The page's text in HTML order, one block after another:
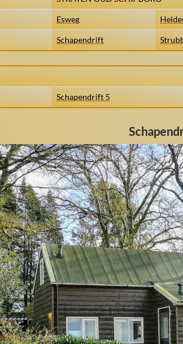
Esweg
Schapendrift
Schapendrift 5